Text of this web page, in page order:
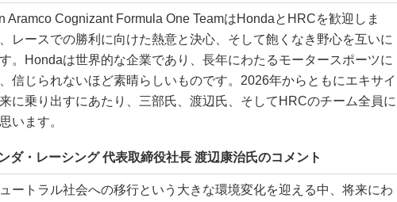
Aramco Cognizant Formula One TeamはHondaとHRCを歓迎しま
レースでの勝利に向けた熱意と決心、そして飽くなき野心を互いに
。Hondaは世界的な企業であり、長年にわたるモータースポーツに
信じられないほど素晴らしいものです。2026年からともにエキサイ
に乗り出すにあたり、三部氏、渡辺氏、そしてHRCのチーム全員に
います。
ダ・レーシング 代表取締役社長 渡辺康治氏のコメント
ートラル社会への移行という大きな環境変化を迎える中、将来にわ